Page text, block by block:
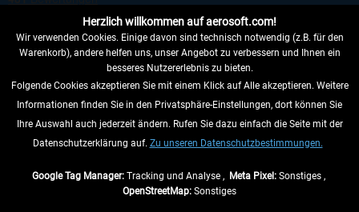
VERTRAG WIDERRUFEN
INFORMATIONEN
Herzlich willkommen auf aerosoft.com!
Wir verwenden Cookies. Einige davon sind technisch notwendig (z.B. für den
Warenkorb), andere helfen uns, unser Angebot zu verbessern und Ihnen ein
besseres Nutzererlebnis zu bieten.
Folgende Cookies akzeptieren Sie mit einem Klick auf Alle akzeptieren. Weitere
Informationen finden Sie in den Privatsphäre-Einstellungen, dort können Sie
Ihre Auswahl auch jederzeit ändern. Rufen Sie dazu einfach die Seite mit der
Datenschutzerklärung auf. Zu unseren Datenschutzbestimmungen.
Google Tag Manager:Tracking und Analyse , Meta Pixel:Sonstiges ,
OpenStreetMap: Sonstiges